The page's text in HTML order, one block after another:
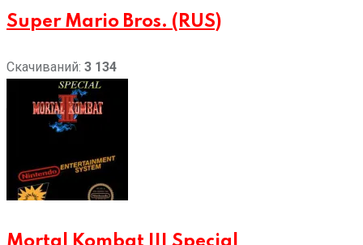
Super Mario Bros. (RUS)
Скачиваний: 3 134